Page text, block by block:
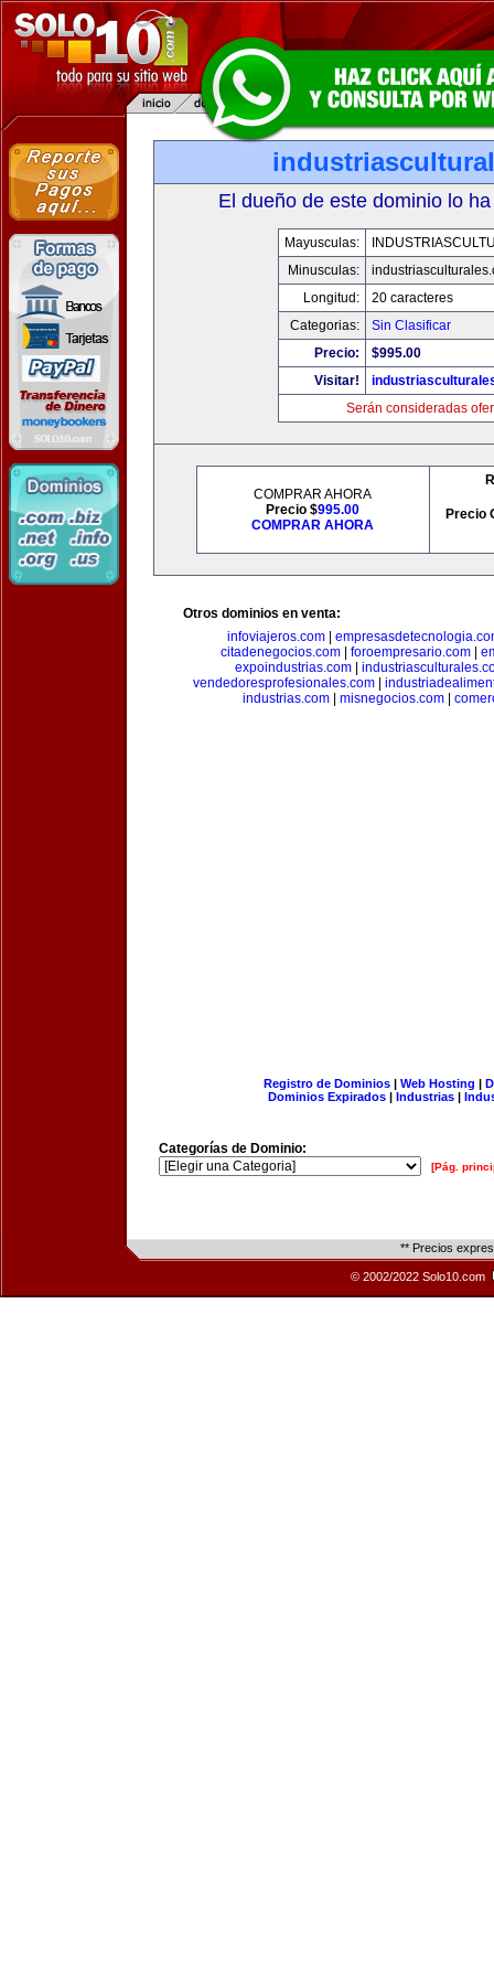
El dueño de este dominio lo
Mayusculas:
Minusculas:
Longitud:
20 caracteres
Categorias:
Sin Clasificar
Precio:
$995.00
Visitar!
Serán consideradas
COMPRAR AHORA
Precio $995.00
COMPRAR AHORA
Precio
Otros dominios en venta:
infoviajeros.com
citadenegocios.com
foroempresario.com
expoindustrias.com
vendedoresprofesionales.com|
industrias.com
misnegocios.com
Registro de Dominios| Web Hosting |
Dominios Expirados | Industrias |
Categorías de Dominio:
[Pág.
** Precios
© 2002/2022 Solo10.com